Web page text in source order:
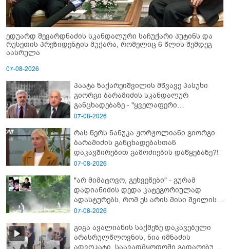
ედუარდ შევარდნაძის სკანდალური საჩუქარი პუტინს და
რუსეთის პრეზიდენტის მუქარა, რომელიც 6 წლის შემდეგ
აასრულა
07-08-2026
პაატა ზაქარეიშვილის მწვავე პასუხი
გიორგი ბარამიძის სკანდალურ
განცხადებაზე - "ყველაფერი
დეტალურად ვიცი... კამანში მოკლული
ბარამიძე კი ტყუის"
07-08-2026
რას წერს ნანუკა ჟორჟოლიანი გიორგი
ბარამიძის განცხადებასთან
დაკავშირებით გამოძიების დაწყებაზე?!
07-08-2026
"არ მიმატოვო, გეხვეწები" - გუ­რა­მ
დადიანიძის დედა კა­ტე­გო­რი­უ­ლად
ადას­ტუ­რებს, რომ ეს არის მისი შვი­ლის
ხმა
07-08-2026
გიგა ავალიანის საქმეზე დაკავებული
არასრულწლოვნის, ნია იმნაძის